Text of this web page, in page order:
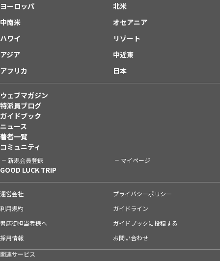
ヨーロッパ
北米
中南米
オセアニア
ハワイ
リゾート
アジア
中近東
アフリカ
日本
ウェブマガジン
特派員ブログ
ガイドブック
ニュース
著者一覧
コミュニティ
新規会員登録 マイページ
GOOD LUCK TRIP
運営会社
プライバシーポリシー
利用規約
ガイドライン
書店御担当者様へ
ガイドブックに投稿する
採用情報
お問い合わせ
関連サービス